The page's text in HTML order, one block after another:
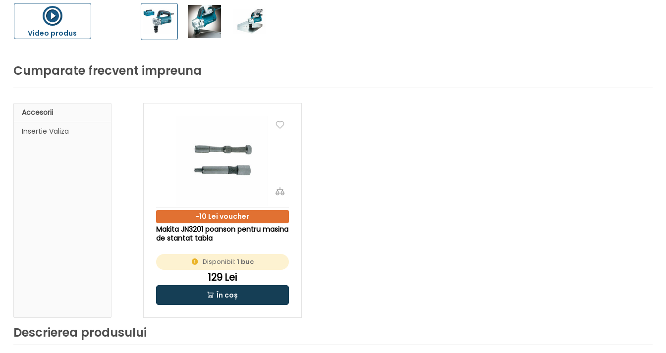
Video produs
Cumparate frecvent impreuna
Accesorii
Insertie Valiza
-10 Lei voucher
Makita JN3201 poanson pentru masina
de stantat tabla
Disponibil: 1 buc
129 Lei
În coș
Descrierea produsului